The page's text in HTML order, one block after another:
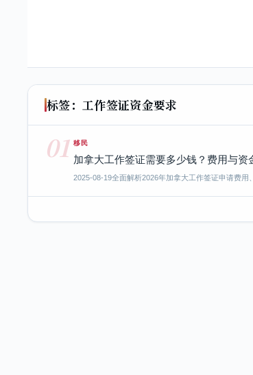
标签：工作签证资金要求
01 移民
加拿大工作签证需要多少钱？费用与资
2025-08-19全面解析2026年加拿大工作签证申请费用